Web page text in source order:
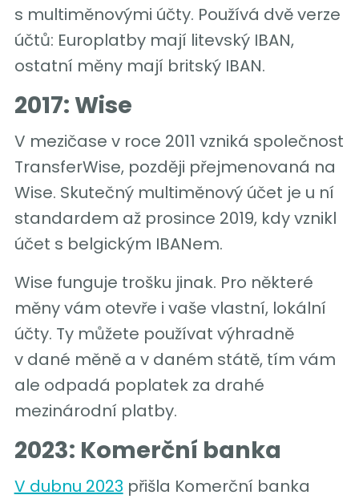
s multiměnovými účty. Používá dvě verze
účtů: Europlatby mají litevský IBAN,
ostatní měny mají britský IBAN.
2017: Wise
V mezičase v roce 2011 vzniká společnost
TransferWise, později přejmenovaná na
Wise. Skutečný multiměnový účet je u ní
standardem až prosince 2019, kdy vznikl
účet s belgickým IBANem.
Wise funguje trošku jinak. Pro některé
měny vám otevře i vaše vlastní, lokální
účty. Ty můžete používat výhradně
v dané měně a v daném státě, tím vám
ale odpadá poplatek za drahé
mezinárodní platby.
2023: Komerční banka
V dubnu 2023 přišla Komerční banka